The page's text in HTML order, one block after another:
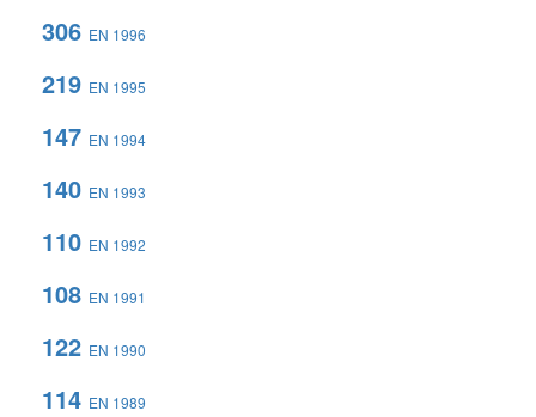
306 EN 1996
219 EN 1995
147 EN 1994
140 EN 1993
110 EN 1992
108 EN 1991
122 EN 1990
114 EN 1989